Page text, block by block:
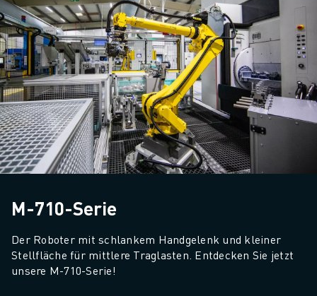
M-710-Serie
Der Roboter mit schlankem Handgelenk und kleiner
Stellfläche für mittlere Traglasten. Entdecken Sie jetzt
unsere M-710-Serie!